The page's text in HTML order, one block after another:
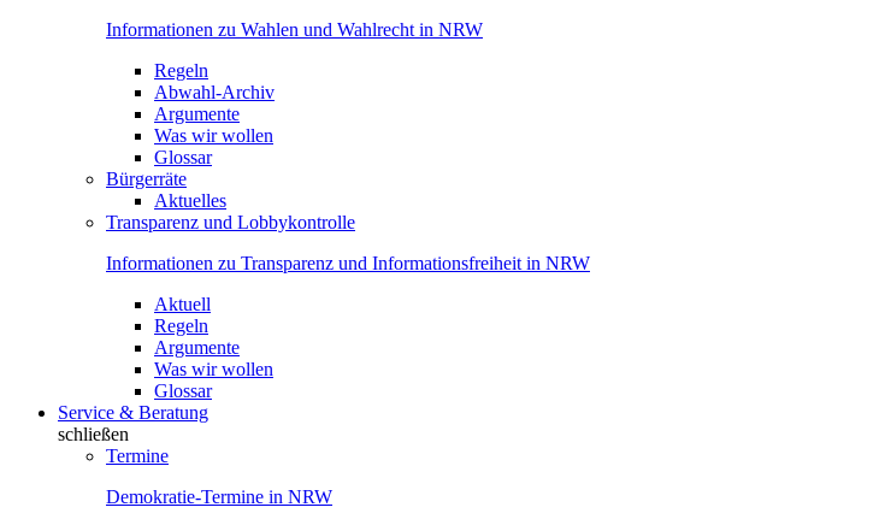
Informationen zu Wahlen und Wahlrecht in NRW
Regeln
Abwahl-Archiv
Argumente
Was wir wollen
Glossar
Bürgerräte
Aktuelles
Transparenz und Lobbykontrolle
Informationen zu Transparenz und Informationsfreiheit in NRW
Aktuell
Regeln
Argumente
Was wir wollen
Glossar
Service & Beratung
schließen
Termine
Demokratie-Termine in NRW